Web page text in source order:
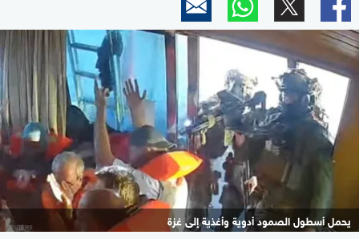
يحمل أسطول الصمود أدوية وأغذية إلى غزة